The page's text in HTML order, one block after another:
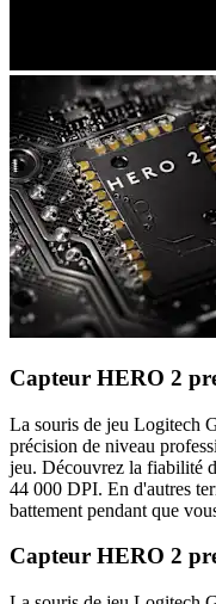
Capteur HERO 2
La souris de jeu Logitech
précision de niveau
jeu. Découvrez la fiabilité
44 000 DPI. En d'autres
battement pendant que
Capteur HERO 2